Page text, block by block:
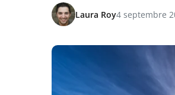
Laura Roy4 septembre